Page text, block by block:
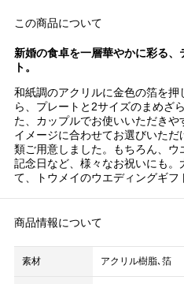
この商品について
新婚の食卓を一層華やかに彩る
ト。
和紙調のアクリルに金色の箔を
ら、プレートと2サイズのまめざ
た、カップルでお使いいただき
イメージに合わせてお選びいた
類ご用意しました。もちろん、
記念日など、様々なお祝いにも
て、トウメイのウエディングギフ
商品情報について
素材 アクリル樹脂､箔